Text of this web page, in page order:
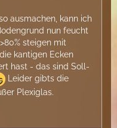
ausmachen, kann ich
nun feucht
steigen mit
kantigen Ecken
hast - das sind Soll-
Leider gibts die
Plexiglas.